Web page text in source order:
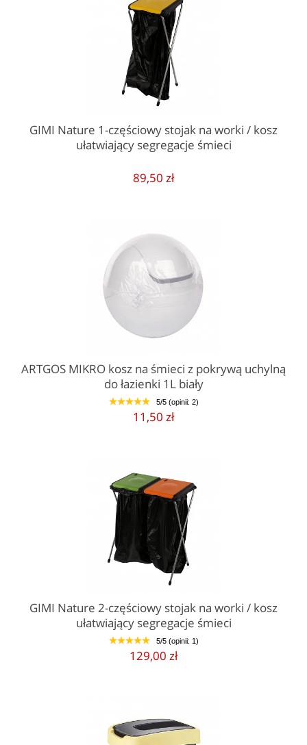
GIMI Nature 1-częściowy stojak na worki / kosz
ułatwiający segregacje śmieci
89,50 zł
ARTGOS MIKRO kosz na śmieci z pokrywą uchylną
do łazienki 1L biały
1 2 3 4 5 5/5 (opinii: 2)
11,50 zł
GIMI Nature 2-częściowy stojak na worki / kosz
ułatwiający segregacje śmieci
1 2 3 4 5 5/5 (opinii: 1)
129,00 zł